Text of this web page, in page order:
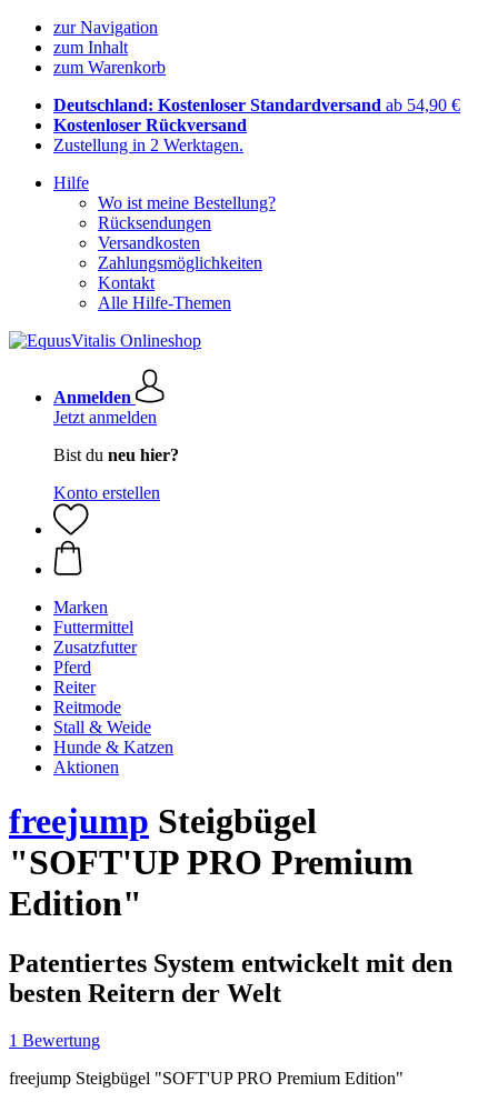
zur Navigation
zum Inhalt
zum Warenkorb
Deutschland: Kostenloser Standardversand ab 54,90 €
Kostenloser Rückversand
Zustellung in 2 Werktagen.
Hilfe
Wo ist meine Bestellung?
Rücksendungen
Versandkosten
Zahlungsmöglichkeiten
Kontakt
Alle Hilfe-Themen
Anmelden
Jetzt anmelden
Bist du neu hier?
Konto erstellen
Marken
Futtermittel
Zusatzfutter
Pferd
Reiter
Reitmode
Stall & Weide
Hunde & Katzen
Aktionen
freejump Steigbügel
"SOFT'UP PRO Premium
Edition"
Patentiertes System entwickelt mit den
besten Reitern der Welt
1 Bewertung
freejump Steigbügel "SOFT'UP PRO Premium Edition"